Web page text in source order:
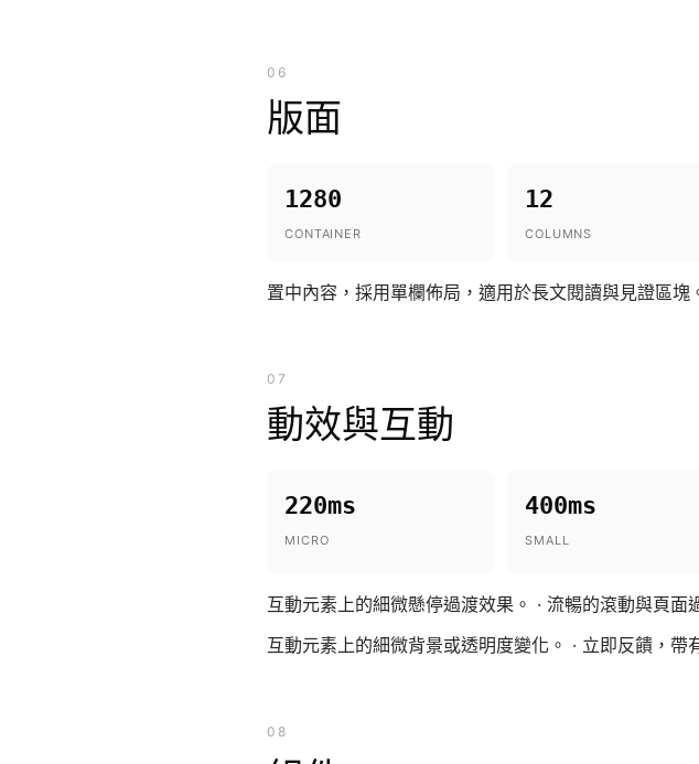
06
版面
1280
CONTAINER
12
COLUMNS
置中內容，採用單欄佈局，適用於長文閱讀與見證區塊
07
動效與互動
220ms
MICRO
400ms
SMALL
互動元素上的細微懸停過渡效果。 · 流暢的滾動與頁面
互動元素上的細微背景或透明度變化。 · 立即反饋，帶
08